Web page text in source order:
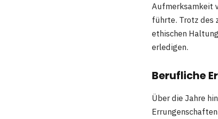
Aufmerksamkeit
führte. Trotz des
ethischen
erledigen.
Berufliche
Über die Jahre